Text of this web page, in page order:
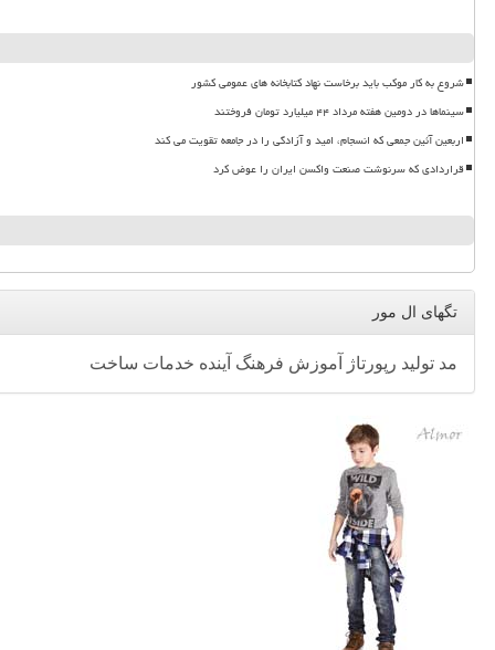
شروع به کار موکب باید برخاست نهاد کتابخانه های عمومی کشور
سینماها در دومین هفته مرداد ۴۴ میلیارد تومان فروختند
اربعین آئین جمعی که انسجام، امید و آزادگی را در جامعه تقویت می کند
قراردادی که سرنوشت صنعت واکسن ایران را عوض کرد
تگهای ال مور
مد تولید رپورتاژ آموزش فرهنگ آینده خدمات ساخت